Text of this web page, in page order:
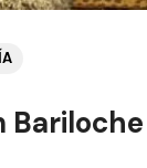
Bariloche